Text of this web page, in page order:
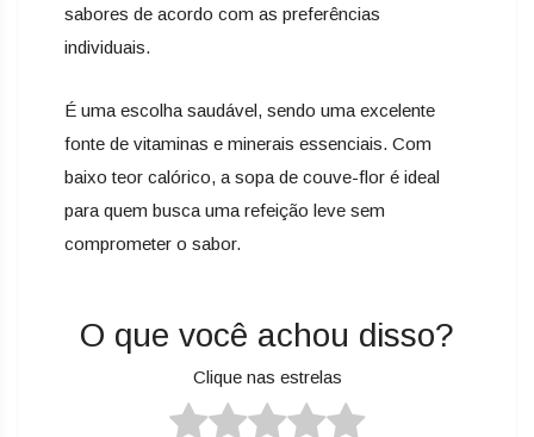
sabores de acordo com as preferências
individuais.
É uma escolha saudável, sendo uma excelente
fonte de vitaminas e minerais essenciais. Com
baixo teor calórico, a sopa de couve-flor é ideal
para quem busca uma refeição leve sem
comprometer o sabor.
O que você achou disso?
Clique nas estrelas